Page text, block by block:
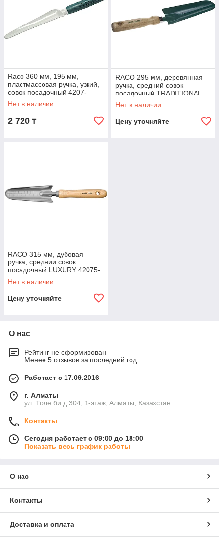
Raco 360 мм, 195 мм,
пластмассовая ручка, узкий,
совок посадочный 4207-
53483
Нет в наличии
2 720 ₸
RACO 295 мм, деревянная
ручка, средний совок
посадочный TRADITIONAL
42074-53578
Нет в наличии
Цену уточняйте
RACO 315 мм, дубовая
ручка, средний совок
посадочный LUXURY 42075-
53552
Нет в наличии
Цену уточняйте
О нас
Рейтинг не сформирован
Менее 5 отзывов за последний год
Работает с 17.09.2016
г. Алматы
ул. Толе би д.304, 1-этаж, Алматы, Казахстан
Контакты
Сегодня работает с 09:00 до 18:00
Показать весь график работы
О нас
Контакты
Доставка и оплата